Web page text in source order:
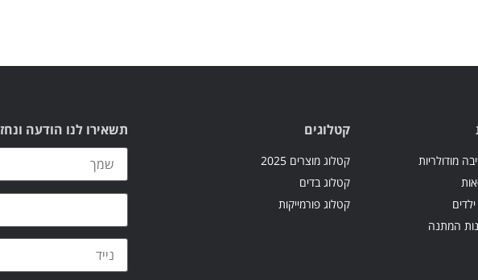
מודולריות
המתנה
קטלוגים
קטלוג מוצרים 2025
קטלוג בדים
קטלוג פורמייקות
תשאירו לנו הודעה